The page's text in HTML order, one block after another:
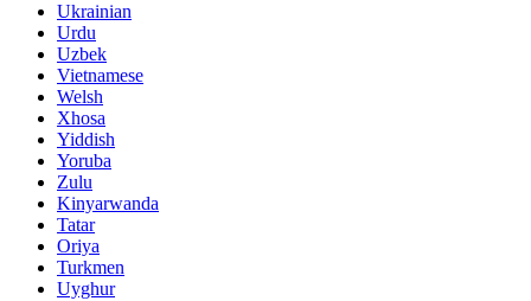
Ukrainian
Urdu
Uzbek
Vietnamese
Welsh
Xhosa
Yiddish
Yoruba
Zulu
Kinyarwanda
Tatar
Oriya
Turkmen
Uyghur